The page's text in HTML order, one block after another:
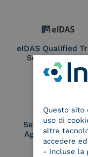
eIDAS Qualified
Service
Service Provider
Aggregatore
Questo sito
uso di
altre
accedere
- incluse la